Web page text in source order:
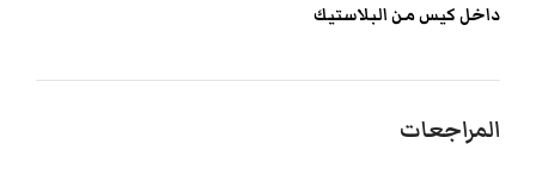
داخل كيس من البلاستيك
المراجعات